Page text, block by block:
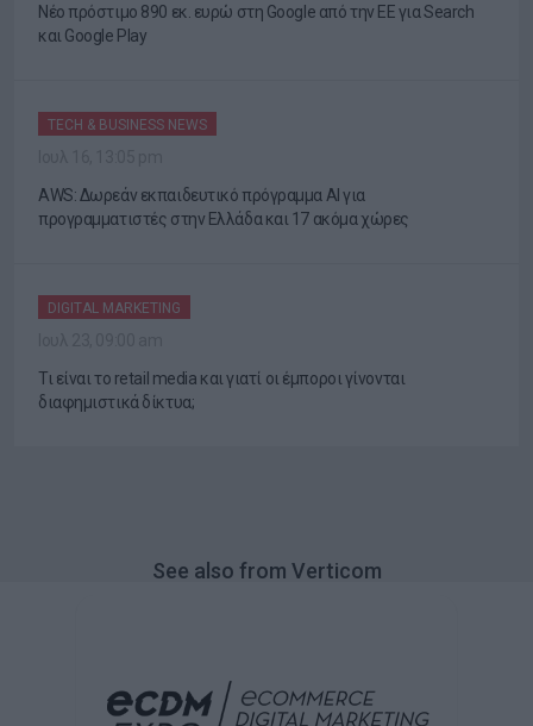
Νέο πρόστιμο 890 εκ. ευρώ στη Google από την ΕΕ για Search
και Google Play
TECH & BUSINESS NEWS
AWS: Δωρεάν εκπαιδευτικό πρόγραμμα AI για
προγραμματιστές στην Ελλάδα και 17 ακόμα χώρες
DIGITAL MARKETING
Τι είναι το retail media και γιατί οι έμποροι γίνονται
διαφημιστικά δίκτυα;